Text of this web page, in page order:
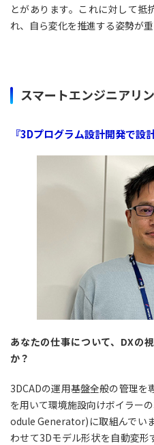
とがあります。これに対して抵
れ、自ら変化を推進する姿勢が重
スマートエンジニアリ
『3Dプログラム設計開発で設
あなたの仕事について、DXの
か？
3DCADの運用基盤全般の管理を
を用いて環境施設向けボイラー
odule Generator)に取組んでい
わせて3Dモデル形状を自動変